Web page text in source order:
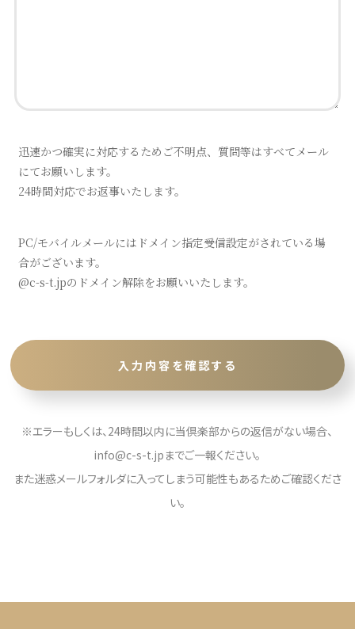
迅速かつ確実に対応するためご不明点、質問等はすべてメール
にてお願いします。
24時間対応でお返事いたします。
PC/モバイルメールにはドメイン指定受信設定がされている場
合がございます。
@c-s-t.jpのドメイン解除をお願いいたします。
※エラーもしくは、24時間以内に当倶楽部からの返信がない場合、
info@c-s-t.jpまでご一報ください。
また迷惑メールフォルダに入ってしまう可能性もあるためご確認くださ
い。